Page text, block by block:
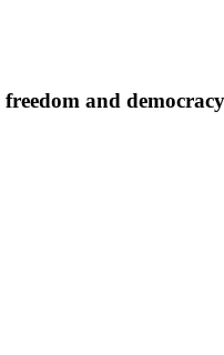
freedom and democracy